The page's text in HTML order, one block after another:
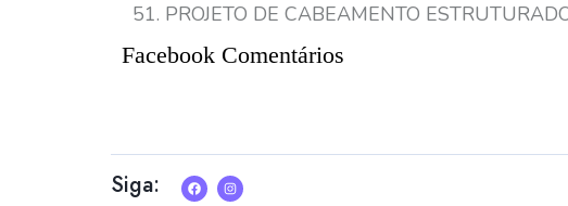
PROJETO DE CABEAMENTO
Facebook Comentários
Siga: